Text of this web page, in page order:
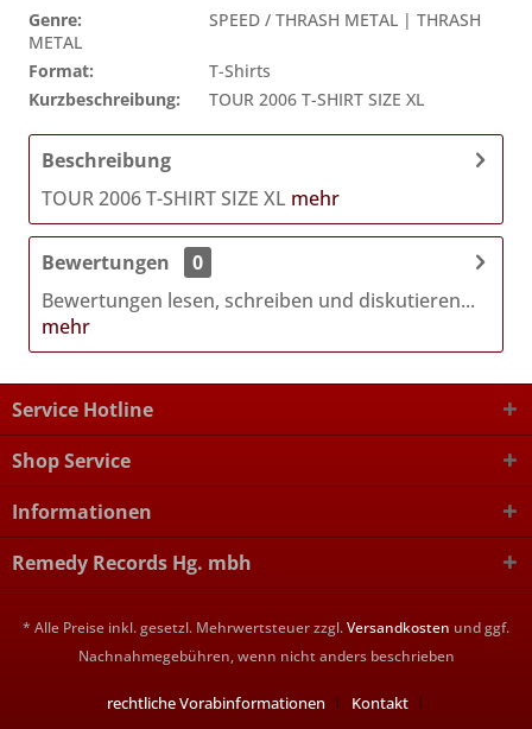
Genre:
SPEED / THRASH METAL | THRASH
METAL
Format:
T-Shirts
Kurzbeschreibung:
TOUR 2006 T-SHIRT SIZE XL
Beschreibung
TOUR 2006 T-SHIRT SIZE XL mehr
Bewertungen
0
Bewertungen lesen, schreiben und diskutieren...
mehr
Service Hotline
Shop Service
Informationen
Remedy Records Hg. mbh
* Alle Preise inkl. gesetzl. Mehrwertsteuer zzgl.Versandkosten und ggf.
Nachnahmegebühren, wenn nicht anders beschrieben
rechtliche Vorabinformationen Kontakt